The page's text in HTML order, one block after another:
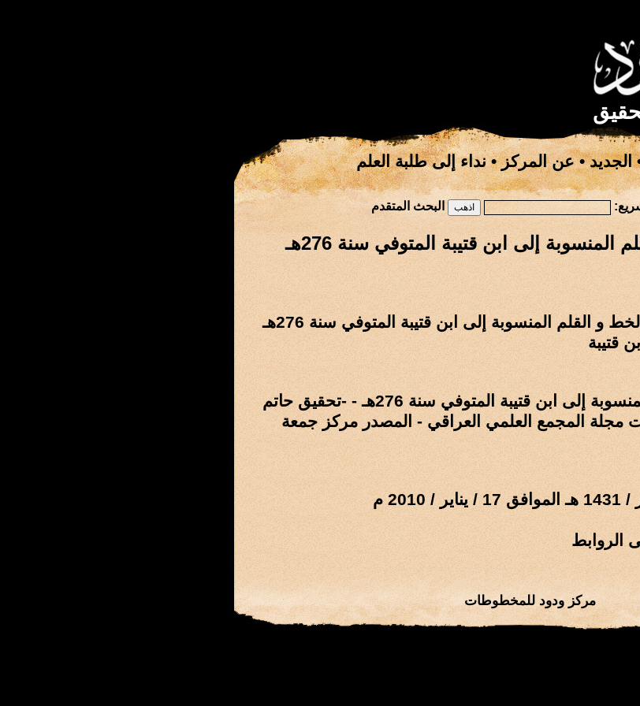
الجديد•عن المركز•نداء إلى طلبة العلم
البحث المتقدم
إلى ابن قتيبة المتوفي سنة 276هـ
و القلم المنسوبة إلى ابن قتيبة المتوفي سنة 276هـ
قتيبة
رسالة الخط و القلم المنسوبة إلى ابن قتيبة المتوفي سنة 276هـ - -تحقيق حاتم
مجلة المجمع العلمي العراقي - المصدر مركز جمعة
الروابط
مركز ودود للمخطوطات